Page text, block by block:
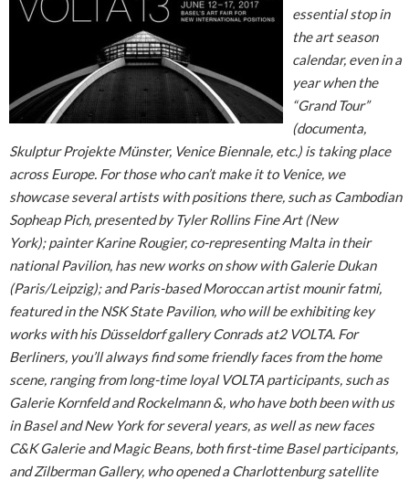
essential stop in
the art season
calendar, even in a
year when the
“Grand Tour”
(documenta,
Skulptur Projekte Münster, Venice Biennale, etc.) is taking place
across Europe. For those who can’t make it to Venice, we
showcase several artists with positions there, such as Cambodian
Sopheap Pich, presented by Tyler Rollins Fine Art (New
York); painter Karine Rougier, co-representing Malta in their
national Pavilion, has new works on show with Galerie Dukan
(Paris/Leipzig); and Paris-based Moroccan artist mounir fatmi,
featured in the NSK State Pavilion, who will be exhibiting key
works with his Düsseldorf gallery Conrads at2 VOLTA. For
Berliners, you’ll always find some friendly faces from the home
scene, ranging from long-time loyal VOLTA participants, such as
Galerie Kornfeld and Rockelmann &, who have both been with us
in Basel and New York for several years, as well as new faces
C&K Galerie and Magic Beans, both first-time Basel participants,
and Zilberman Gallery, who opened a Charlottenburg satellite